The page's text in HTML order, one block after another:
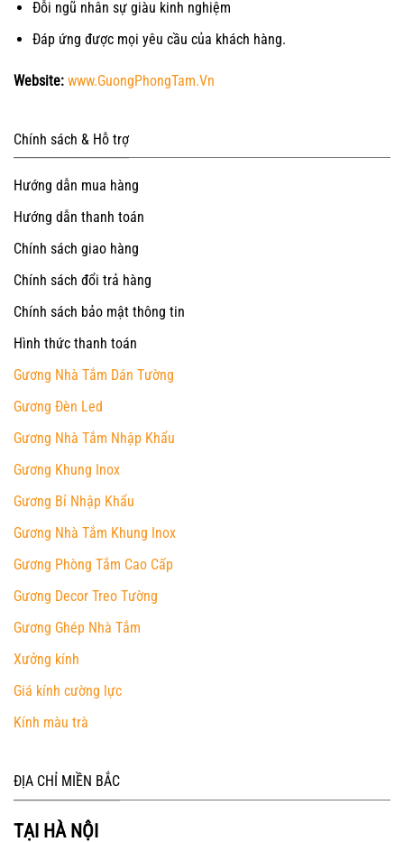
Đỗi ngũ nhân sự giàu kinh nghiệm
Đáp ứng được mọi yêu cầu của khách hàng.
Website: www.GuongPhongTam.Vn
Chính sách & Hỗ trợ
Hướng dẫn mua hàng
Hướng dẫn thanh toán
Chính sách giao hàng
Chính sách đổi trả hàng
Chính sách bảo mật thông tin
Hình thức thanh toán
Gương Nhà Tắm Dán Tường
Gương Đèn Led
Gương Nhà Tắm Nhập Khẩu
Gương Khung Inox
Gương Bỉ Nhập Khẩu
Gương Nhà Tắm Khung Inox
Gương Phòng Tắm Cao Cấp
Gương Decor Treo Tường
Gương Ghép Nhà Tắm
Xưởng kính
Giá kính cường lực
Kính màu trà
ĐỊA CHỈ MIỀN BẮC
TẠI HÀ NỘI